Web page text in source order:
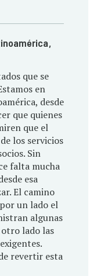
,
que se
en
desde
que quienes
que el
los servicios
Sin
falta mucha
esa
El camino
un lado el
algunas
lado las
revertir esta